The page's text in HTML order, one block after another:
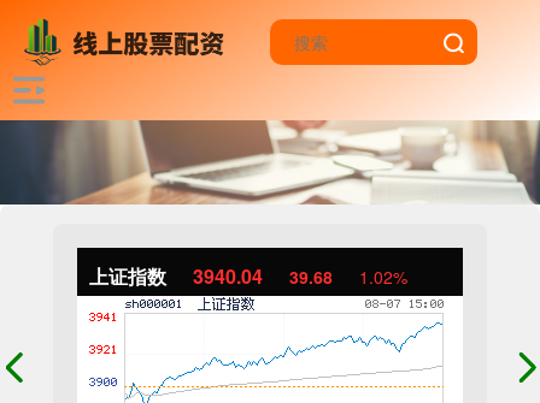
上证指数 3940.04 39.68 1.02%